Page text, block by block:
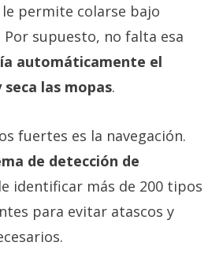
permite colarse bajo
Por supuesto, no falta esa
automáticamente el
las mopas.
fuertes es la navegación.
de detección de
identificar más de 200 tipos
para evitar atascos y